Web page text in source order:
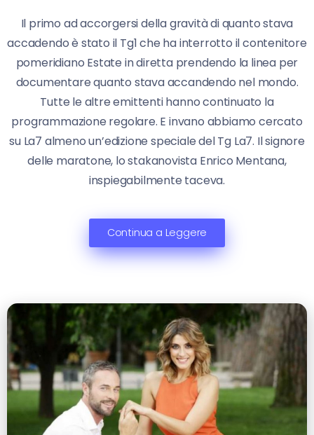
Il primo ad accorgersi della gravità di quanto stava
accadendo è stato il Tg1 che ha interrotto il contenitore
pomeridiano Estate in diretta prendendo la linea per
documentare quanto stava accandendo nel mondo.
Tutte le altre emittenti hanno continuato la
programmazione regolare. E invano abbiamo cercato
su La7 almeno un’edizione speciale del Tg La7. Il signore
delle maratone, lo stakanovista Enrico Mentana,
inspiegabilmente taceva.
Continua a Leggere